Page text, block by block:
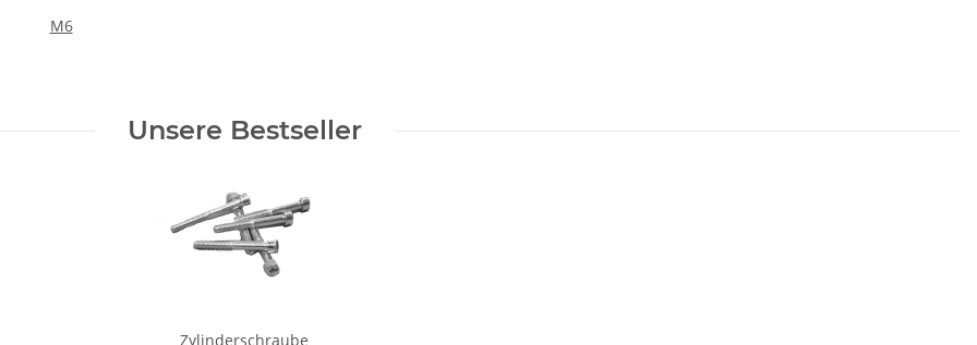
M6
Unsere Bestseller
Zylinderschraube